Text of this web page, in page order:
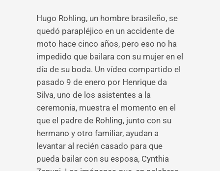
Hugo Rohling, un hombre brasileño, se
quedó parapléjico en un accidente de
moto hace cinco años, pero eso no ha
impedido que bailara con su mujer en el
día de su boda. Un vídeo compartido el
pasado 9 de enero por Henrique da
Silva, uno de los asistentes a la
ceremonia, muestra el momento en el
que el padre de Rohling, junto con su
hermano y otro familiar, ayudan a
levantar al recién casado para que
pueda bailar con su esposa, Cynthia